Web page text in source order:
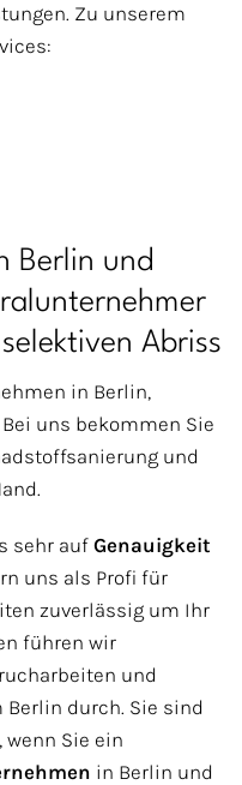
Zu unserem
Berlin und
Abriss
in Berlin,
uns bekommen Sie
und
sehr auf Genauigkeit
uns als Profi für
zuverlässig um Ihr
führen wir
und
durch. Sie sind
Sie ein
in Berlin und